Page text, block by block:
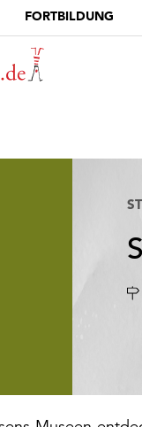
FORTBILDUNG
Ort